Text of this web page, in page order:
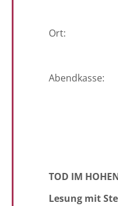
Ort:
Abendkasse:
TOD IM
Lesung mit